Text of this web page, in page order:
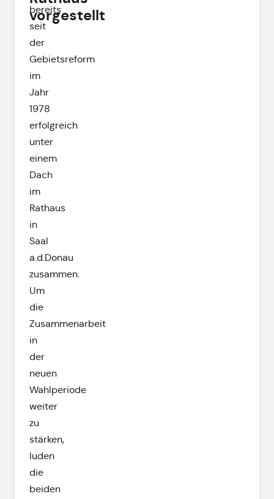
vorgestellt
bereits
seit
der
Gebietsreform
im
Jahr
1978
erfolgreich
unter
einem
Dach
im
Rathaus
in
Saal
a.d.Donau
zusammen.
Um
die
Zusammenarbeit
in
der
neuen
Wahlperiode
weiter
zu
stärken,
luden
die
beiden